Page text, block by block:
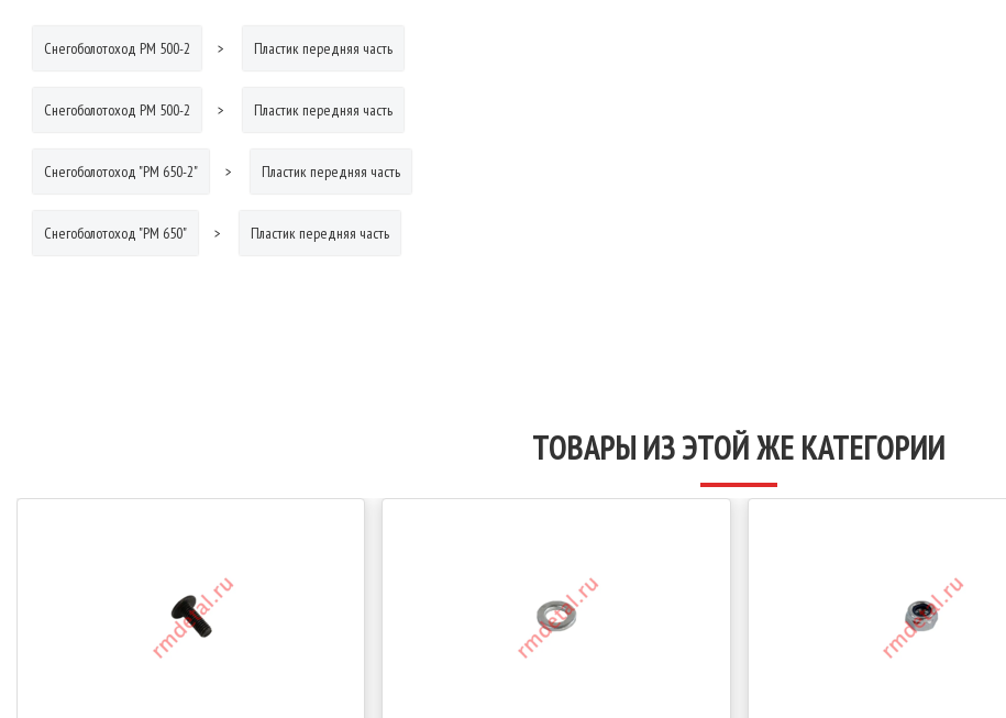
Снегоболотоход РМ 500-2 Пластик передняя часть
Снегоболотоход РМ 500-2 Пластик передняя часть
Снегоболотоход "РМ 650-2" Пластик передняя часть
Снегоболотоход "РМ 650" Пластик передняя часть
ТОВАРЫ ИЗ ЭТОЙ ЖЕ КАТЕГОРИИ